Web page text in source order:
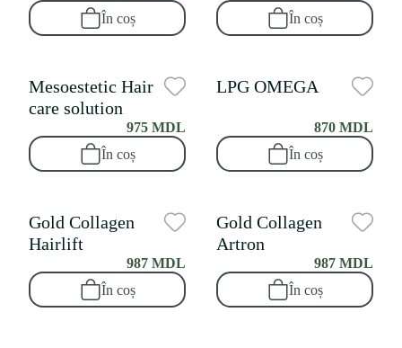
În coș
În coș
Mesoestetic Hair
care solution
975 MDL
În coș
LPG OMEGA
870 MDL
În coș
Gold Collagen
Hairlift
987 MDL
În coș
Gold Collagen
Artron
987 MDL
În coș